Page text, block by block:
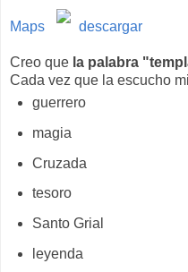
Maps descargar
Creo que la palabra
Cada vez que la escucho
guerrero
magia
Cruzada
tesoro
Santo Grial
leyenda